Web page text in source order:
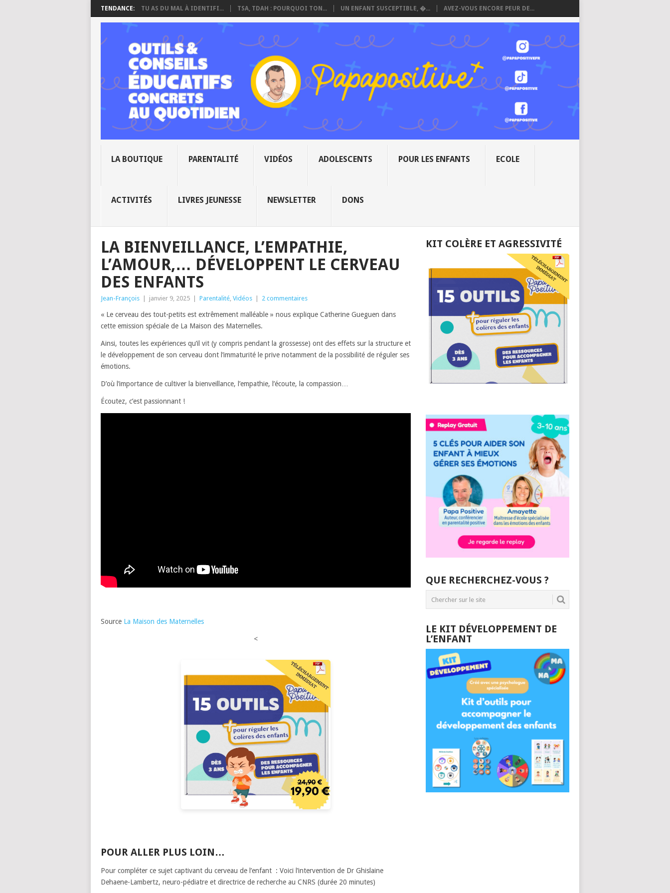
TENDANCE: TU AS DU MAL À IDENTIFI... TSA, TDAH : POURQUOI TON... UN ENFANT SUSCEPTIBLE, �... AVEZ-VOUS ENCORE PEUR DE...
LA BOUTIQUE PARENTALITÉ VIDÉOS ADOLESCENTS POUR LES ENFANTS ECOLE
ACTIVITÉS LIVRES JEUNESSE NEWSLETTER DONS
LA BIENVEILLANCE, L’EMPATHIE,
L’AMOUR,… DÉVELOPPENT LE CERVEAU
DES ENFANTS
Jean-François janvier 9, 2025 Parentalité Vidéos 2 commentaires
« Le cerveau des tout-petits est extrêmement malléable » nous explique Catherine Gueguen dans
cette emission spéciale de La Maison des Maternelles.
Ainsi, toutes les expériences qu’il vit (y compris pendant la grossesse) ont des effets sur la structure et
le développement de son cerveau dont l’immaturité le prive notamment de la possibilité de réguler ses
émotions.
D’où l’importance de cultiver la bienveillance, l’empathie, l’écoute, la compassion…
Écoutez, c’est passionnant !
Source La Maison des Maternelles
<
POUR ALLER PLUS LOIN…
Pour compléter ce sujet captivant du cerveau de l’enfant : Voici l’intervention de Dr Ghislaine
Dehaene-Lambertz, neuro-pédiatre et directrice de recherche au CNRS (durée 20 minutes)
KIT COLÈRE ET AGRESSIVITÉ
QUE RECHERCHEZ-VOUS ?
LE KIT DÉVELOPPEMENT DE
L’ENFANT